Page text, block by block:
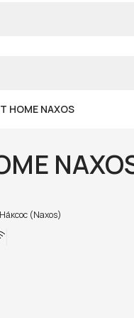
HOME NAXOS
(Naxos)